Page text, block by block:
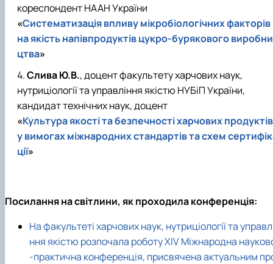
кореспондент НААН України
«Систематизація впливу мікробіологічних факторів
на якість напівпродуктів цукро-бурякового виробни
цтва»
СливаЮ.В., доцент факультету харчових наук,
нутриціології та управління якістю НУБіП України,
кандидат технічних наук, доцент
«Культура якості та безпечності харчових продуктів
у вимогах міжнародних стандартів та схем
ції»
Посилання на світлини, як проходила конференція:
На факультеті харчових наук, нутриціології та
ння якістю розпочала роботу XIV Міжнародна
-практична конференція, присвячена актуальним